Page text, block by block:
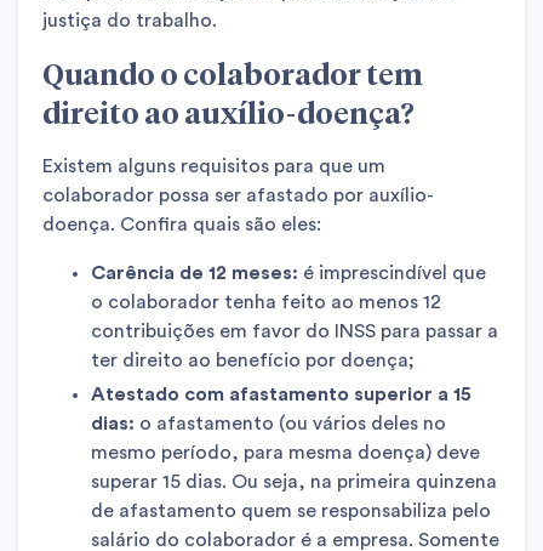
justiça do trabalho.
Quando o colaborador tem
direito ao auxílio-doença?
Existem alguns requisitos para que um
colaborador possa ser afastado por auxílio-
doença. Confira quais são eles:
Carência de 12 meses: é imprescindível que
o colaborador tenha feito ao menos 12
contribuições em favor do INSS para passar a
ter direito ao benefício por doença;
Atestado com afastamento superior a 15
dias: o afastamento (ou vários deles no
mesmo período, para mesma doença) deve
superar 15 dias. Ou seja, na primeira quinzena
de afastamento quem se responsabiliza pelo
salário do colaborador é a empresa. Somente